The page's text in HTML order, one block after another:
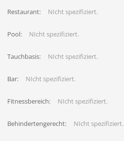
Restaurant: NIcht spezifiziert.
Pool: NIcht spezifiziert.
Tauchbasis: NIcht spezifiziert.
Bar: NIcht spezifiziert.
Fitnessbereich: NIcht spezifiziert.
Behindertengerecht: NIcht spezifiziert.